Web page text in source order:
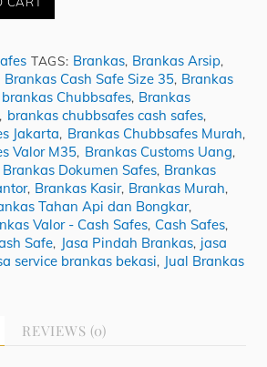
TAGS: Brankas, Brankas Arsip,
Brankas Cash Safe Size 35, Brankas
brankas Chubbsafes, Brankas
, brankas chubbsafes cash safes,
Jakarta, Brankas Chubbsafes Murah,
Valor M35, Brankas Customs Uang,
Brankas Dokumen Safes, Brankas
, Brankas Kasir, Brankas Murah,
Tahan Api dan Bongkar,
Valor - Cash Safes, Cash Safes,
Safe, Jasa Pindah Brankas, jasa
service brankas bekasi, Jual Brankas
REVIEWS (0)